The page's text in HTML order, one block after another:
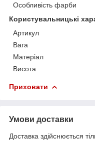
Особливість фарби
Користувальницькі
Артикул
Вага
Матеріал
Висота
Приховати
Умови доставки
Доставка здійснюється